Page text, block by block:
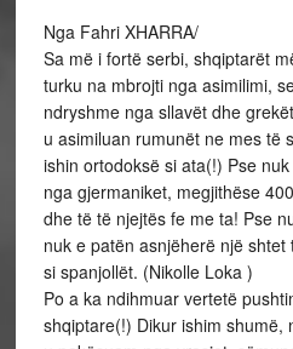
Nga Fahri XHARRA/
Sa më i fortë serbi, shqiptarët
turku na mbrojti nga asimilimi,
ndryshme nga sllavët dhe
u asimiluan rumunët ne mes të
ishin ortodoksë si ata(!) Pse
nga gjermaniket, megjithëse
dhe të të njejtës fe me ta! Pse
nuk e patën asnjëherë një
si spanjollët. (Nikolle Loka )
Po a ka ndihmuar vertetë
shqiptare(!) Dikur ishim shumë,